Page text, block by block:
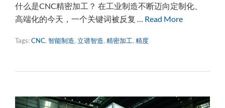
什么是CNC精密加工？ 在工业制造不断迈向定制化、
高端化的今天，一个关键词被反复 … Read More
Tags:CNC, 智能制造, 立谱智造, 精密加工, 精度